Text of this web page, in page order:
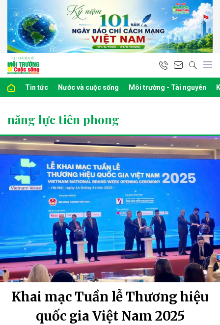
Tin tức Nước và cuộc sống Môi trường - Tài nguyên
năng lực tiên phong
Khai mạc Tuần lễ Thương hiệu
quốc gia Việt Nam 2025